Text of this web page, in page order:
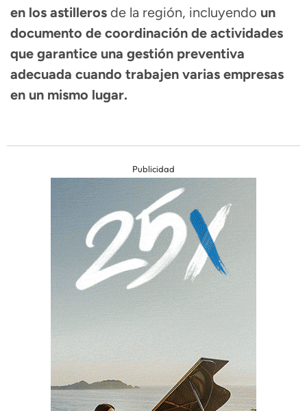
en los astilleros de la región, incluyendo un
documento de coordinación de actividades
que garantice una gestión preventiva
adecuada cuando trabajen varias empresas
en un mismo lugar.
Publicidad